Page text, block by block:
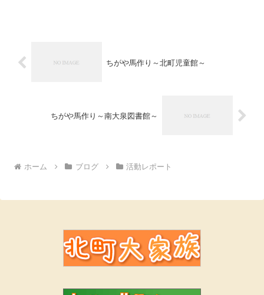
ちがや馬作り～北町児童館～
ちがや馬作り～南大泉図書館～
ホーム ブログ 活動レポート